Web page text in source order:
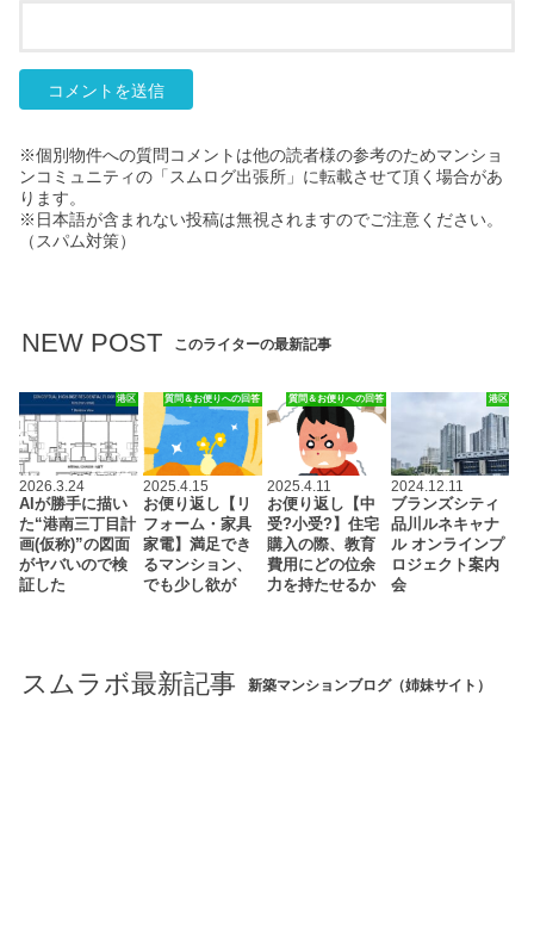
※個別物件への質問コメントは他の読者様の参考のためマンショ
ンコミュニティの「スムログ出張所」に転載させて頂く場合があ
ります。
※日本語が含まれない投稿は無視されますのでご注意ください。
（スパム対策）
NEW POST このライターの最新記事
港区
2026.3.24
AIが勝手に描い
た“港南三丁目計
画(仮称)”の図面
がヤバいので検
証した
質問＆お便りへの回答
2025.4.15
お便り返し【リ
フォーム・家具
家電】満足でき
るマンション、
でも少し欲が
質問＆お便りへの回答
2025.4.11
お便り返し【中
受?小受?】住宅
購入の際、教育
費用にどの位余
力を持たせるか
港区
2024.12.11
ブランズシティ
品川ルネキャナ
ル オンラインプ
ロジェクト案内
会
スムラボ最新記事 新築マンションブログ（姉妹サイト）